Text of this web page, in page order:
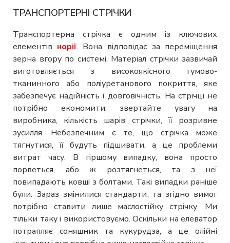
ТРАНСПОРТЕРНІ СТРІЧКИ
Транспортерна стрічка є одним із ключових
елементів норії. Вона відповідає за переміщення
зерна вгору по системі. Матеріал стрічки зазвичай
виготовляється з високоякісного гумово-
тканинного або поліуретанового покриття, яке
забезпечує надійність і довговічність. На стрічці не
потрібно економити, звертайте увагу на
виробника, кількість шарів стрічки, її розривне
зусилля. Небезпечним є те, що стрічка може
тягнутися, її будуть підшивати, а це проблеми
витрат часу. В гіршому випадку, вона просто
порветься, або ж розтягнеться, та з неї
повипадають ковші з болтами. Такі випадки раніше
були. Зараз змінилися стандарти, та згідно вимог
потрібно ставити лише маслостійку стрічку. Ми
тільки таку і використовуємо. Оскільки на елеватор
потрапляє соняшник та кукурудза, а це олійні